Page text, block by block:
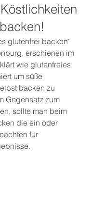
glutenfrei backen“
erschienen im
wie glutenfreies
um süße
backen zu
Gegensatz zum
sollte man beim
die ein oder
für